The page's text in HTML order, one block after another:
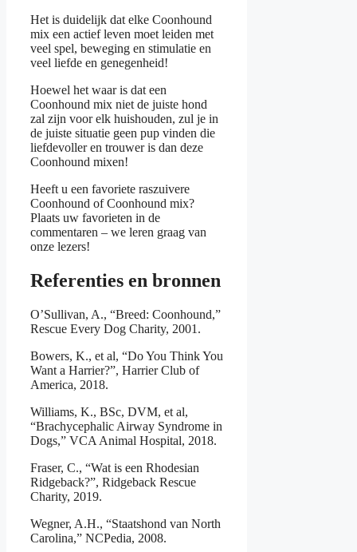
Het is duidelijk dat elke Coonhound
mix een actief leven moet leiden met
veel spel, beweging en stimulatie en
veel liefde en genegenheid!
Hoewel het waar is dat een
Coonhound mix niet de juiste hond
zal zijn voor elk huishouden, zul je in
de juiste situatie geen pup vinden die
liefdevoller en trouwer is dan deze
Coonhound mixen!
Heeft u een favoriete raszuivere
Coonhound of Coonhound mix?
Plaats uw favorieten in de
commentaren – we leren graag van
onze lezers!
Referenties en bronnen
O’Sullivan, A., “Breed: Coonhound,”
Rescue Every Dog Charity, 2001.
Bowers, K., et al, “Do You Think You
Want a Harrier?”, Harrier Club of
America, 2018.
Williams, K., BSc, DVM, et al,
“Brachycephalic Airway Syndrome in
Dogs,” VCA Animal Hospital, 2018.
Fraser, C., “Wat is een Rhodesian
Ridgeback?”, Ridgeback Rescue
Charity, 2019.
Wegner, A.H., “Staatshond van North
Carolina,” NCPedia, 2008.